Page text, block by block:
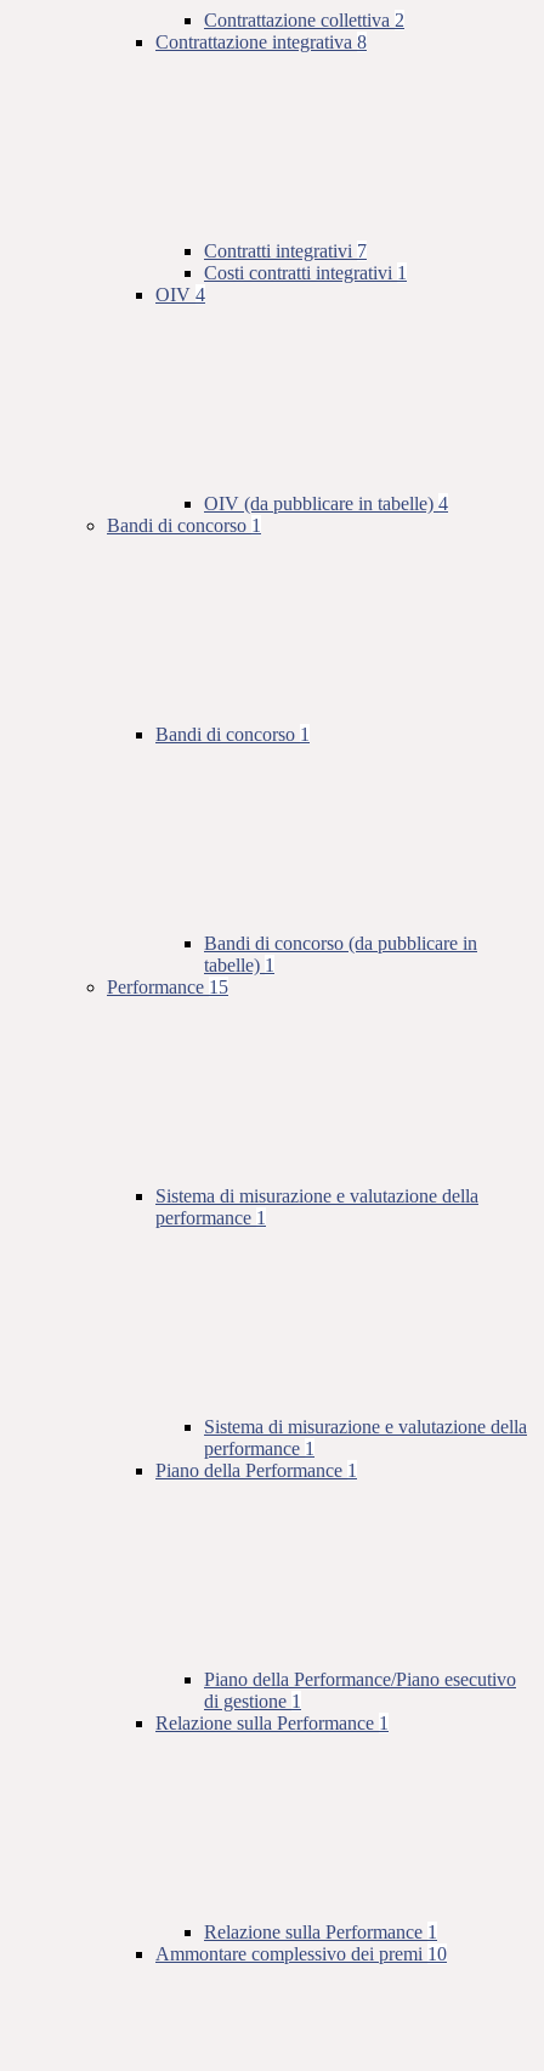
Contrattazione collettiva 2
Contrattazione integrativa 8
Contratti integrativi 7
Costi contratti integrativi 1
OIV 4
OIV (da pubblicare in tabelle) 4
Bandi di concorso 1
Bandi di concorso 1
Bandi di concorso (da pubblicare in
tabelle) 1
Performance 15
Sistema di misurazione e valutazione della
performance 1
Sistema di misurazione e valutazione della
performance 1
Piano della Performance 1
Piano della Performance/Piano esecutivo
di gestione 1
Relazione sulla Performance 1
Relazione sulla Performance 1
Ammontare complessivo dei premi 10